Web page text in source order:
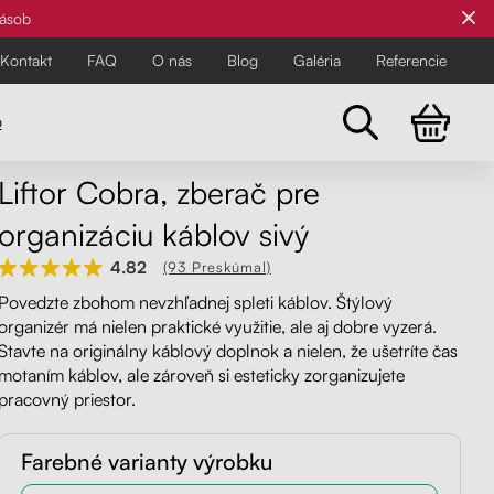
Kontakt FAQ O nás Blog Galéria Referencie
Pre najnáročnejších
Všetky stoličky
Objavte všetky kancelárske a
balančné stoličky Liftor pre zdravší
a pohodlnejší pracovný deň.
Pre najnáročnejších
Liftor Cobra, zberač pre
organizáciu káblov sivý
4.82 (93 Preskúmal)
Povedzte zbohom nevzhľadnej spleti káblov. Štýlový
má nielen praktické využitie, ale aj dobre vyzerá.
na originálny káblový doplnok a nielen, že ušetríte čas
motaním káblov, ale zároveň si esteticky zorganizujete
pracovný priestor.
Farebné varianty výrobku